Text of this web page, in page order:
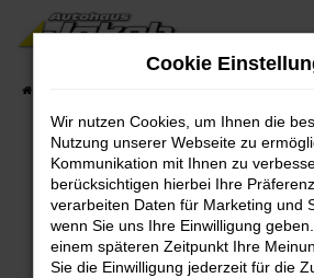
Zum
Hauptinhalt
Fehler: Network
Beim Laden ist ein Fehler
Hier sind ein paar Tipps, die dir
Cookie
Wir nutzen Cookies, um Ihnen die
Nutzung unserer Webseite zu
Kommunikation mit Ihnen zu
berücksichtigen hierbei Ihre
verarbeiten Daten für Marketing und
wenn Sie uns Ihre Einwilligung
einem späteren Zeitpunkt Ihre
Sie die Einwilligung jederzeit für die